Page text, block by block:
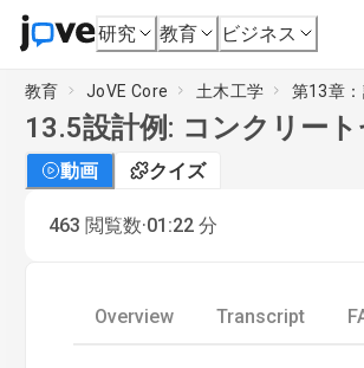
研究 教育 ビジネス
教育 JoVE Core 土木工学 第13章
13.5設計例: コンクリー
動画 クイズ
463 閲覧数·01:22 分
Overview Transcript